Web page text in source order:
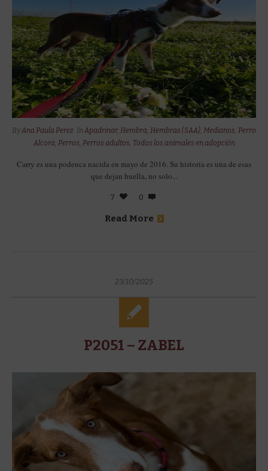
ByAna Paula Perez In Apadrinar, Hembra, Hembras (SAA), Medianos, Perro
Alcora, Perros, Perros adultos, Todos los animales en adopción
Carry es una podenca nacida en mayo de 2016. Su historia es una de esas
que dejan huella, no solo...
7 0
Read More
23/10/2025
P2051 – ZABEL